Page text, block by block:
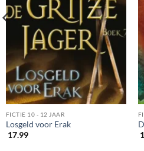
FICTIE 10 - 12 JAAR
Losgeld voor Erak
17.99